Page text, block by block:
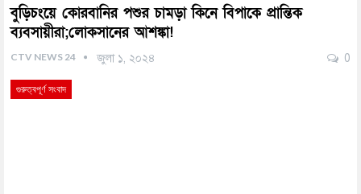
বুড়িচংয়ে কোরবানির পশুর চামড়া কিনে বিপাকে প্রান্তিক
ব্যবসায়ীরা;লোকসানের আশঙ্কা!
CTV NEWS 24 জুলা ১, ২০২৪ 0
গুরুত্বপূর্ণ সংবাদ